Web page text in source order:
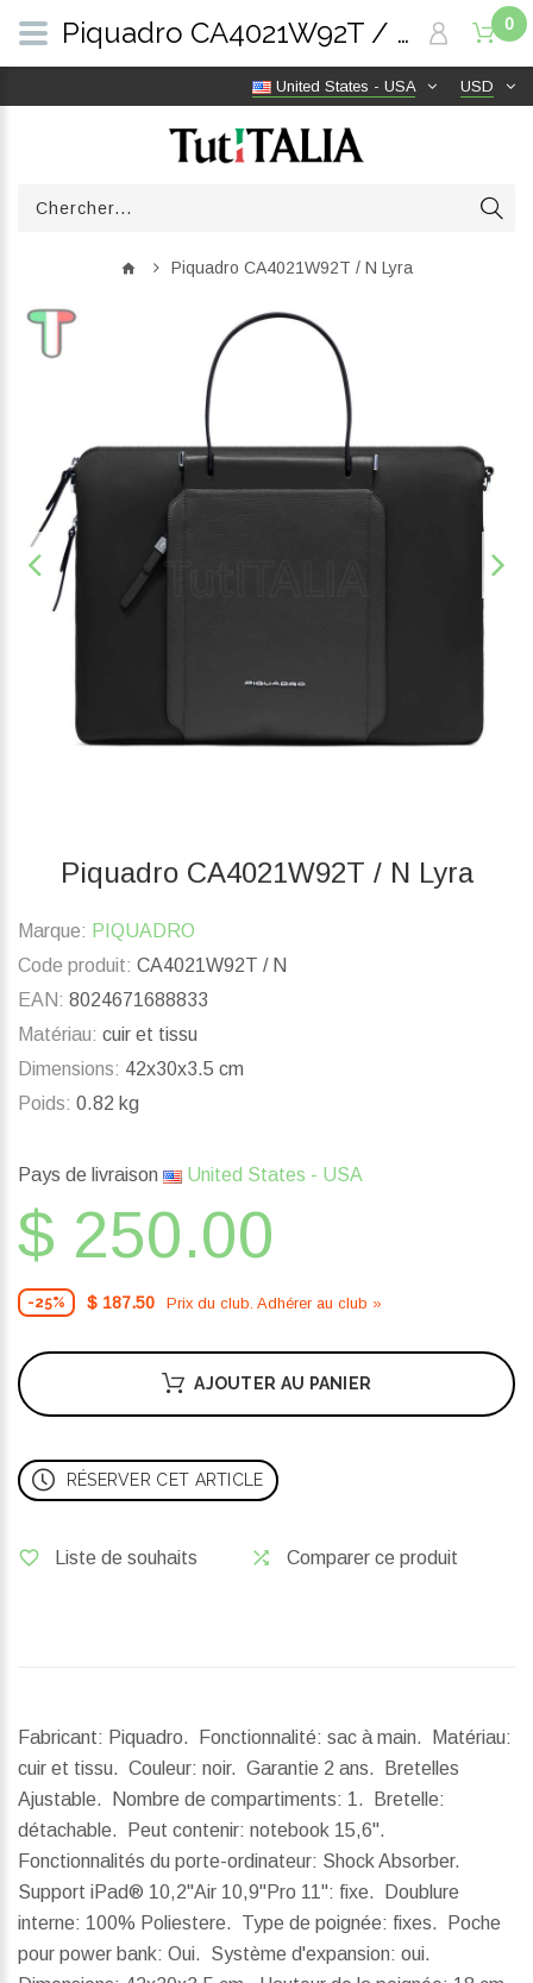
USD
United States - USA
0
Piquadro CA4021W92T / N Lyra
Piquadro CA4021W92T / N Lyra
Marque: PIQUADRO
Code produit: CA4021W92T / N
EAN: 8024671688833
Matériau: cuir et tissu
Dimensions: 42x30x3.5 cm
Poids: 0.82 kg
Pays de livraison United States - USA
$ 250.00
-25% $ 187.50 Prix ​​du club. Adhérer au club »
AJOUTER AU PANIER
RÉSERVER CET ARTICLE
Liste de souhaits Comparer ce produit
Fabricant: Piquadro. Fonctionnalité: sac à main. Matériau:
cuir et tissu. Couleur: noir. Garantie 2 ans. Bretelles
Ajustable. Nombre de compartiments: 1. Bretelle:
détachable. Peut contenir: notebook 15,6".
Fonctionnalités du porte-ordinateur: Shock Absorber.
Support iPad® 10,2''Air 10,9''Pro 11'': fixe. Doublure
interne: 100% Poliestere. Type de poignée: fixes. Poche
pour power bank: Oui. Système d'expansion: oui.
Piquadro CA4021W92T / N Lyra | TutITALIA